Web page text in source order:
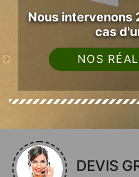
Nous intervenons
cas
NOS
DEVIS